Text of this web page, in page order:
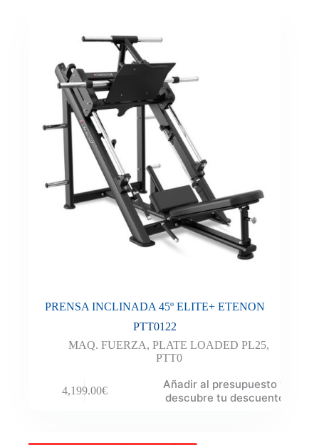
PRENSA INCLINADA 45º ELITE+ ETENON
PTT0122
MAQ. FUERZA,PLATE LOADED PL25,
PTT0
4,199.00€
Añadir al presupuesto y
descubre tu descuento